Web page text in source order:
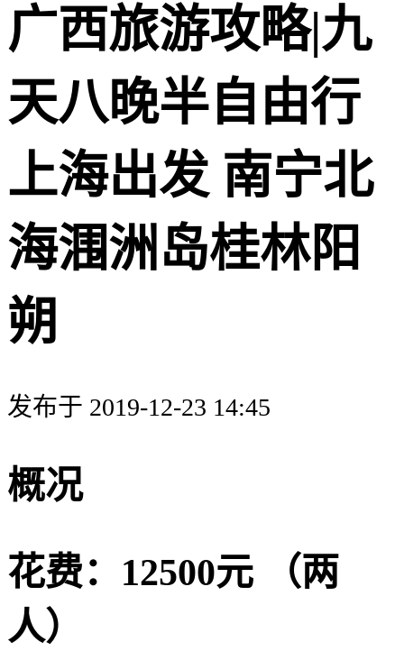
广西旅游攻略|九
天八晚半自由行
上海出发 南宁北
海涠洲岛桂林阳
朔
发布于 2019-12-23 14:45
概况
花费：12500元 （两
人）